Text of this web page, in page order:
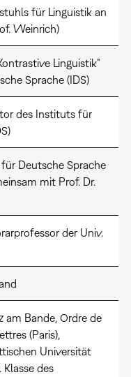
für Linguistik an
Weinrich)
Linguistik"
Sprache (IDS)
des Instituts für
Deutsche Sprache
mit Prof. Dr.
der Univ.
am Bande, Ordre de
(Paris),
Universität
Klasse des